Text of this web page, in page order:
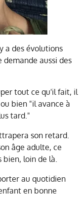
a des évolutions
aussi des
tout ce qu'il fait, il
bien "il avance à
tard."
son retard.
âge adulte, ce
loin de là.
au quotidien
en bonne